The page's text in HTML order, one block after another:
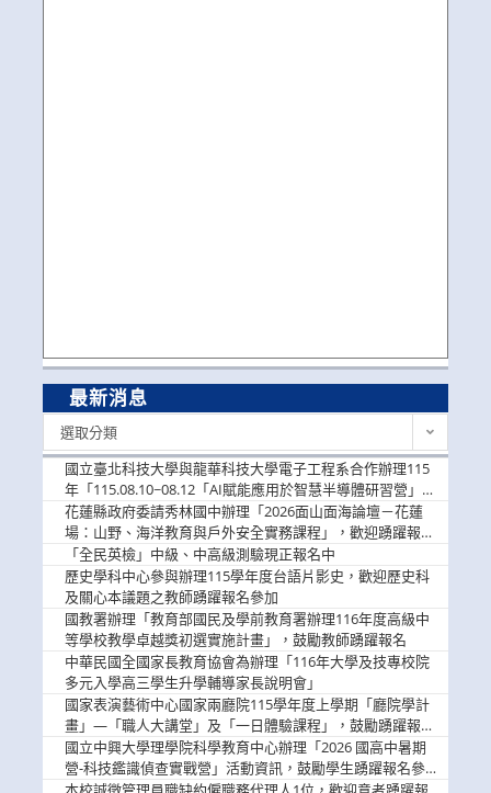
最新消息
選取分類
國立臺北科技大學與龍華科技大學電子工程系合作辦理115
年「115.08.10~08.12「AI賦能應用於智慧半導體研習營」，
歡迎學生踴躍報名參加
花蓮縣政府委請秀林國中辦理「2026面山面海論壇－花蓮
場：山野、海洋教育與戶外安全實務課程」，歡迎踴躍報名
參加
「全民英檢」中級、中高級測驗現正報名中
歷史學科中心參與辦理115學年度台語片影史，歡迎歷史科
及關心本議題之教師踴躍報名參加
國教署辦理「教育部國民及學前教育署辦理116年度高級中
等學校教學卓越獎初選實施計畫」，鼓勵教師踴躍報名
中華民國全國家長教育協會為辦理「116年大學及技專校院
多元入學高三學生升學輔導家長說明會」
國家表演藝術中心國家兩廳院115學年度上學期「廳院學計
畫」—「職人大講堂」及「一日體驗課程」，鼓勵踴躍報名
參與。
國立中興大學理學院科學教育中心辦理「2026 國高中暑期
營-科技鑑識偵查實戰營」活動資訊，鼓勵學生踴躍報名參
加。